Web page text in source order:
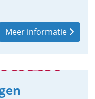
Meer informatie